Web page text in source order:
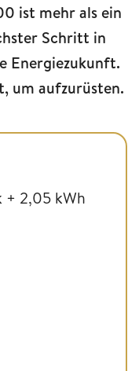
ist mehr als ein
Schritt in
Energiezukunft.
um aufzurüsten.